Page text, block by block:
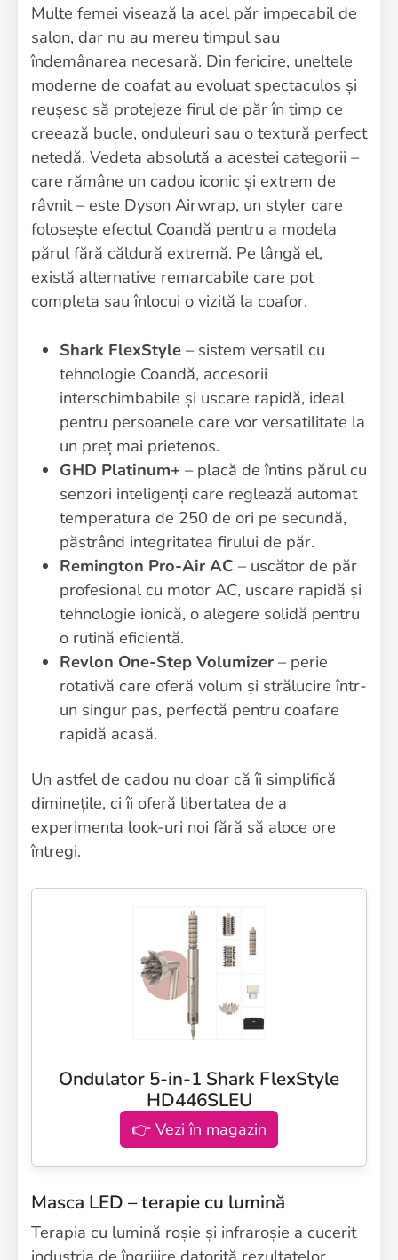
Multe femei visează la acel păr impecabil de
salon, dar nu au mereu timpul sau
îndemânarea necesară. Din fericire, uneltele
moderne de coafat au evoluat spectaculos și
reușesc să protejeze firul de păr în timp ce
creează bucle, onduleuri sau o textură perfect
netedă. Vedeta absolută a acestei categorii –
care rămâne un cadou iconic și extrem de
râvnit – este Dyson Airwrap, un styler care
folosește efectul Coandă pentru a modela
părul fără căldură extremă. Pe lângă el,
există alternative remarcabile care pot
completa sau înlocui o vizită la coafor.
Shark FlexStyle – sistem versatil cu
tehnologie Coandă, accesorii
interschimbabile și uscare rapidă, ideal
pentru persoanele care vor versatilitate la
un preț mai prietenos.
GHD Platinum+ – placă de întins părul cu
senzori inteligenți care reglează automat
temperatura de 250 de ori pe secundă,
păstrând integritatea firului de păr.
Remington Pro-Air AC – uscător de păr
profesional cu motor AC, uscare rapidă și
tehnologie ionică, o alegere solidă pentru
o rutină eficientă.
Revlon One-Step Volumizer – perie
rotativă care oferă volum și strălucire într-
un singur pas, perfectă pentru coafare
rapidă acasă.
Un astfel de cadou nu doar că îi simplifică
diminețile, ci îi oferă libertatea de a
experimenta look-uri noi fără să aloce ore
întregi.
Ondulator 5-in-1 Shark FlexStyle
HD446SLEU
👉 Vezi în magazin
Masca LED – terapie cu lumină
Terapia cu lumină roșie și infraroșie a cucerit